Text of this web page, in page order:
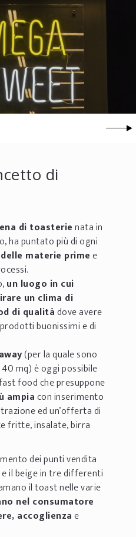
di
di toasterienata in
ha puntato più di ogni
materie primee
un luogo in cui
un clima di
di qualitàdove avere
buonissimi e di
(per la quale sono
mq) è oggi possibile
food che presuppone
ampiacon inserimento
ed un’offerta di
fritte, insalate, birra
dei punti vendita
il beige in tre differenti
il toast nelle varie
nel consumatore
accoglienzae